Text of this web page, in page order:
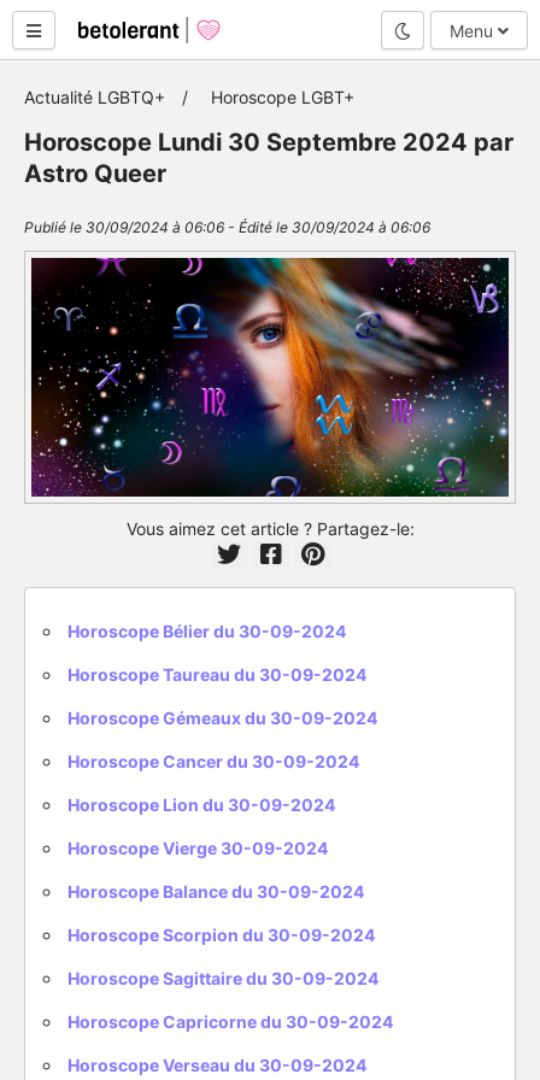
Mode nuit
Menu
Actualité LGBTQ+ Horoscope LGBT+
Horoscope Lundi 30 Septembre 2024 par
Astro Queer
Publié le 30/09/2024 à 06:06 - Édité le 30/09/2024 à 06:06
Vous aimez cet article ? Partagez-le:
Horoscope Bélier du 30-09-2024
Horoscope Taureau du 30-09-2024
Horoscope Gémeaux du 30-09-2024
Horoscope Cancer du 30-09-2024
Horoscope Lion du 30-09-2024
Horoscope Vierge 30-09-2024
Horoscope Balance du 30-09-2024
Horoscope Scorpion du 30-09-2024
Horoscope Sagittaire du 30-09-2024
Horoscope Capricorne du 30-09-2024
Horoscope Verseau du 30-09-2024